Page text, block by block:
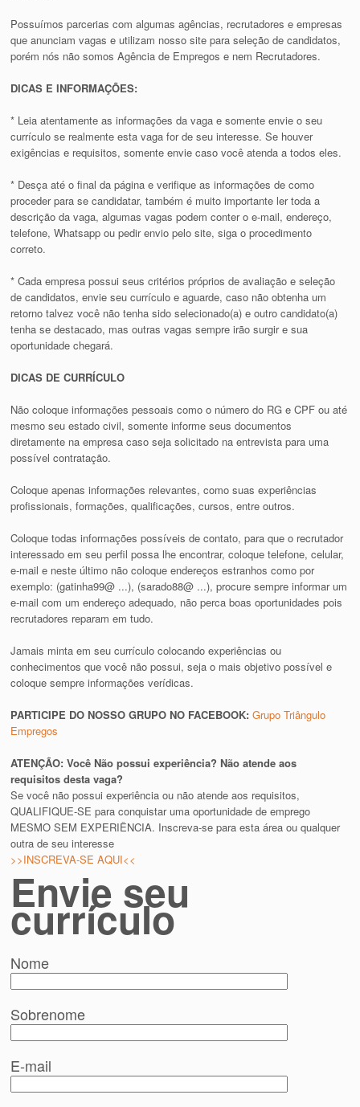
Possuímos parcerias com algumas agências, recrutadores e empresas
que anunciam vagas e utilizam nosso site para seleção de candidatos,
porém nós não somos Agência de Empregos e nem Recrutadores.
DICAS E INFORMAÇÕES:
* Leia atentamente as informações da vaga e somente envie o seu
currículo se realmente esta vaga for de seu interesse. Se houver
exigências e requisitos, somente envie caso você atenda a todos eles.
* Desça até o final da página e verifique as informações de como
proceder para se candidatar, também é muito importante ler toda a
descrição da vaga, algumas vagas podem conter o e-mail, endereço,
telefone, Whatsapp ou pedir envio pelo site, siga o procedimento
correto.
* Cada empresa possui seus critérios próprios de avaliação e seleção
de candidatos, envie seu currículo e aguarde, caso não obtenha um
retorno talvez você não tenha sido selecionado(a) e outro candidato(a)
tenha se destacado, mas outras vagas sempre irão surgir e sua
oportunidade chegará.
DICAS DE CURRÍCULO
Não coloque informações pessoais como o número do RG e CPF ou até
mesmo seu estado civil, somente informe seus documentos
diretamente na empresa caso seja solicitado na entrevista para uma
possível contratação.
Coloque apenas informações relevantes, como suas experiências
profissionais, formações, qualificações, cursos, entre outros.
Coloque todas informações possíveis de contato, para que o recrutador
interessado em seu perfil possa lhe encontrar, coloque telefone, celular,
e-mail e neste último não coloque endereços estranhos como por
exemplo: (gatinha99@ ...), (sarado88@ ...), procure sempre informar um
e-mail com um endereço adequado, não perca boas oportunidades pois
recrutadores reparam em tudo.
Jamais minta em seu currículo colocando experiências ou
conhecimentos que você não possui, seja o mais objetivo possível e
coloque sempre informações verídicas.
PARTICIPE DO NOSSO GRUPO NO FACEBOOK:Grupo Triângulo
Empregos
ATENÇÃO: Você Não possui experiência? Não atende aos
requisitos desta vaga?
Se você não possui experiência ou não atende aos requisitos,
QUALIFIQUE-SE para conquistar uma oportunidade de emprego
MESMO SEM EXPERIÊNCIA. Inscreva-se para esta área ou qualquer
outra de seu interesse
>>INSCREVA-SE AQUI<<
Envie seu
currículo
Nome
Sobrenome
E-mail